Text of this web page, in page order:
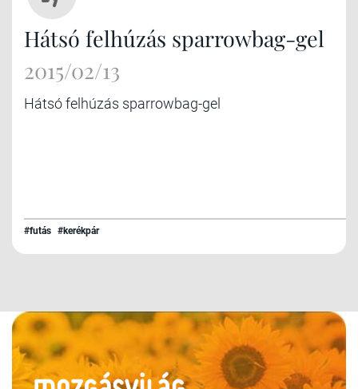
Hátsó felhúzás sparrowbag-gel
2015/02/13
Hátsó felhúzás sparrowbag-gel
#futás #kerékpár